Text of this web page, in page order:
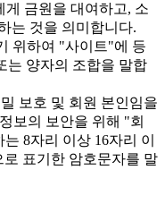
게 금원을 대여하고, 소
는 것을 의미합니다.
위하여 "사이트"에 등
는 양자의 조합을 말합
보호 및 회원 본인임을
보의 보안을 위해 "회
8자리 이상 16자리 이
표기한 암호문자를 말